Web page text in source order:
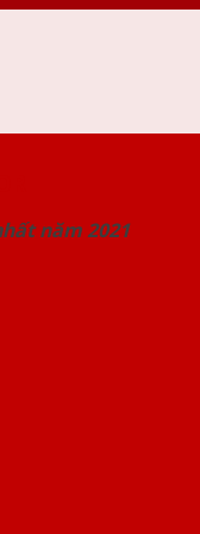
năm 2021